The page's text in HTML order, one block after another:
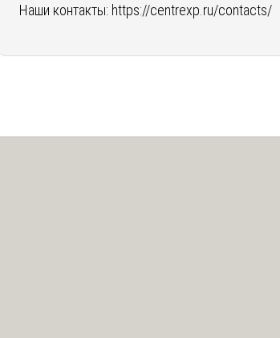
Наши контакты: https://centrexp.ru/contacts/